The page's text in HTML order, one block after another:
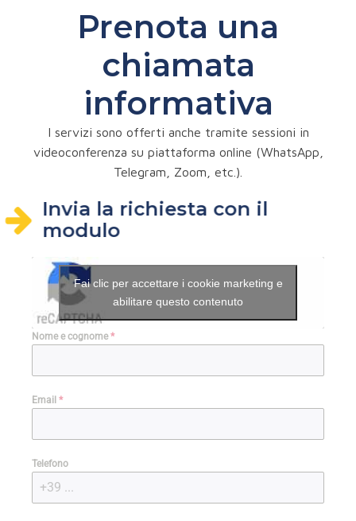
Prenota una
chiamata
informativa
I servizi sono offerti anche tramite sessioni in
videoconferenza su piattaforma online (WhatsApp,
Telegram, Zoom, etc.).
Invia la richiesta con il
modulo
Fai clic per accettare i cookie marketing e
abilitare questo contenuto
Nome e cognome*
Email *
Telefono